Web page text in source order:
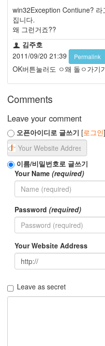
win32Exception Contiune?
집니다.
왜 그런거죠??
김주호
2011/09/20 21:39
Permalink
OK버튼눌러도 ㅇ왜 돌ㅇ가기
Comments
Leave your comment
오픈아이디로 글쓰기 [로그인
이름/비밀번호로 글쓰기
Your Name (required)
Password (required)
Your Website Address
Leave as secret